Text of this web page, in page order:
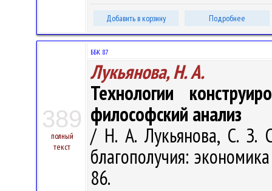
Добавить в корзину Подробнее
389
полный
текст
ББК 87
Лукьянова, Н. А.
Технологии
философский анализ
/ Н. А. Лукьянова, С. З.
благополучия:
86.